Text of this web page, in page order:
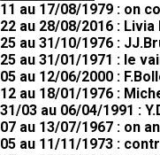
11 au 17/08/1979 : on
22 au 28/08/2016 :
25 au 31/10/1976 :
25 au 31/01/1971 : le
05 au 12/06/2000 :
12 au 18/01/1976 :
31/03 au 06/04/1991 :
07 au 13/07/1967 : on
05 au 11/11/1973 :